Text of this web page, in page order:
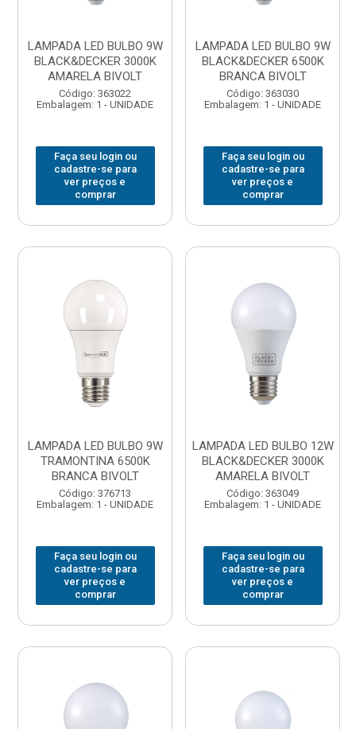
LAMPADA LED BULBO 9W
BLACK&DECKER 3000K
AMARELA BIVOLT
Código: 363022
Embalagem: 1 - UNIDADE
Faça seu login ou
cadastre-se para
ver preços e
comprar
LAMPADA LED BULBO 9W
BLACK&DECKER 6500K
BRANCA BIVOLT
Código: 363030
Embalagem: 1 - UNIDADE
Faça seu login ou
cadastre-se para
ver preços e
comprar
LAMPADA LED BULBO 9W
TRAMONTINA 6500K
BRANCA BIVOLT
Código: 376713
Embalagem: 1 - UNIDADE
Faça seu login ou
cadastre-se para
ver preços e
comprar
LAMPADA LED BULBO 12W
BLACK&DECKER 3000K
AMARELA BIVOLT
Código: 363049
Embalagem: 1 - UNIDADE
Faça seu login ou
cadastre-se para
ver preços e
comprar